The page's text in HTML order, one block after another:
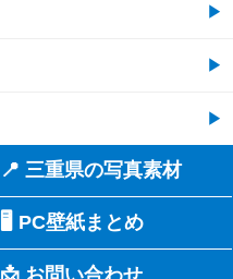
📍 三重県の写真素材
🖥️ PC壁紙まとめ